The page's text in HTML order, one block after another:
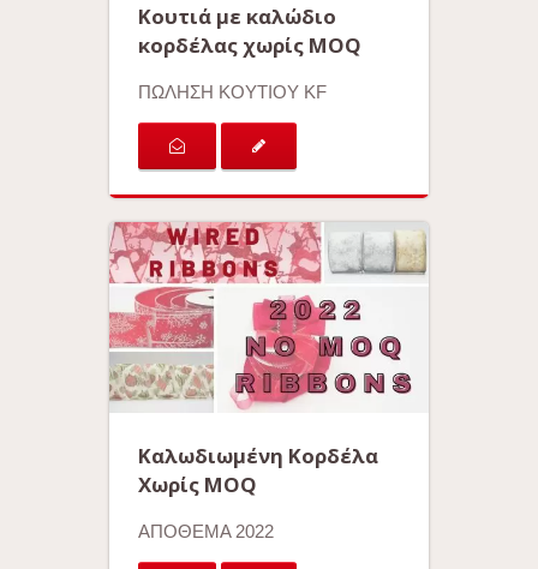
Κουτιά με καλώδιο
κορδέλας χωρίς MOQ
ΠΩΛΗΣΗ ΚΟΥΤΙΟΥ KF
Καλωδιωμένη Κορδέλα
Χωρίς MOQ
ΑΠΟΘΕΜΑ 2022